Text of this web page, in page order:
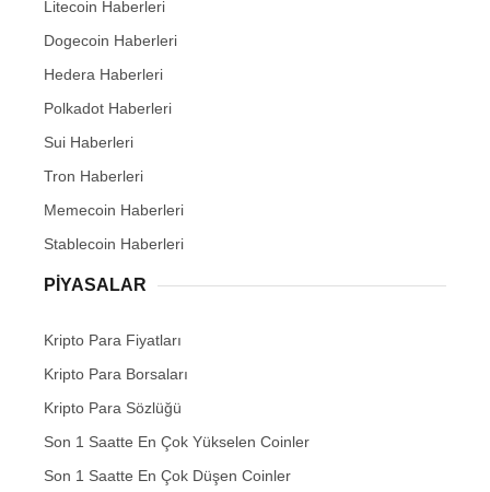
Litecoin Haberleri
Dogecoin Haberleri
Hedera Haberleri
Polkadot Haberleri
Sui Haberleri
Tron Haberleri
Memecoin Haberleri
Stablecoin Haberleri
PIYASALAR
Kripto Para Fiyatları
Kripto Para Borsaları
Kripto Para Sözlüğü
Son 1 Saatte En Çok Yükselen Coinler
Son 1 Saatte En Çok Düşen Coinler